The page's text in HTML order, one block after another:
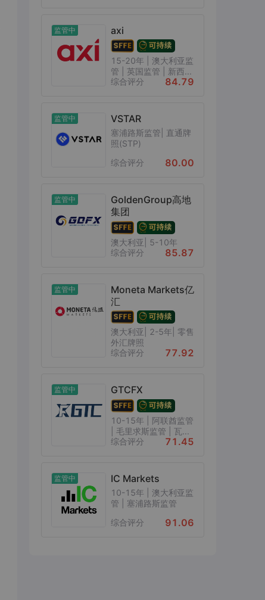
监管中 axi
15-20年 | 澳大利亚监
管 | 英国监管 | 新西...
综合评分
84.79
监管中 VSTAR
塞浦路斯监管| 直通牌
照(STP)
综合评分
80.00
监管中
GoldenGroup高地
集团
澳大利亚| 5-10年
综合评分
85.87
监管中
Moneta Markets亿
汇
澳大利亚| 2-5年| 零售
外汇牌照
综合评分
77.92
监管中 GTCFX
10-15年 | 阿联酋监管
| 毛里求斯监管 | 瓦...
综合评分
71.45
监管中 IC Markets
10-15年 | 澳大利亚监
管 | 塞浦路斯监管
综合评分
91.06